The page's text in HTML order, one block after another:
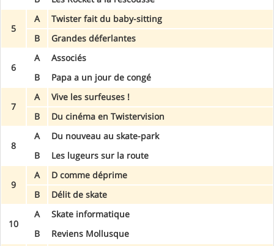
5
A
Twister fait du baby-sitting
B
Grandes déferlantes
6
A
Associés
B
Papa a un jour de congé
7
A
Vive les surfeuses !
B
Du cinéma en Twistervision
8
A
Du nouveau au skate-park
B
Les lugeurs sur la route
9
A
D comme déprime
B
Délit de skate
10
A
Skate informatique
B
Reviens Mollusque